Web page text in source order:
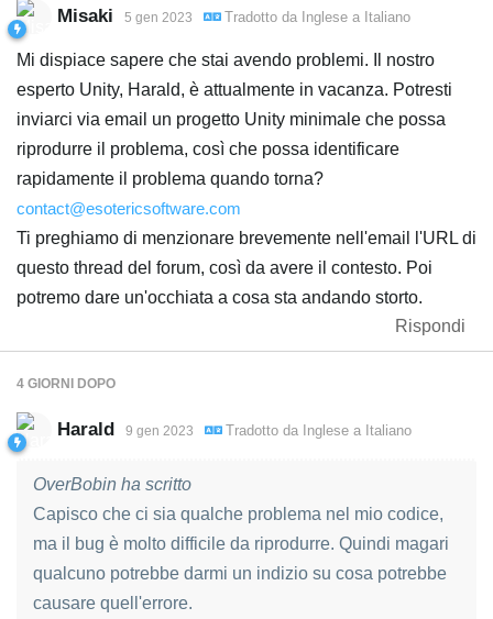
Misaki 5 gen 2023 Tradotto da Inglese a Italiano
Mi dispiace sapere che stai avendo problemi. Il nostro
esperto Unity, Harald, è attualmente in vacanza. Potresti
inviarci via email un progetto Unity minimale che possa
riprodurre il problema, così che possa identificare
rapidamente il problema quando torna?
contact@esotericsoftware.com
Ti preghiamo di menzionare brevemente nell'email l'URL di
questo thread del forum, così da avere il contesto. Poi
potremo dare un'occhiata a cosa sta andando storto.
Rispondi
4 GIORNI DOPO
Harald 9 gen 2023 Tradotto da Inglese a Italiano
OverBobin ha scritto
Capisco che ci sia qualche problema nel mio codice,
ma il bug è molto difficile da riprodurre. Quindi magari
qualcuno potrebbe darmi un indizio su cosa potrebbe
causare quell'errore.